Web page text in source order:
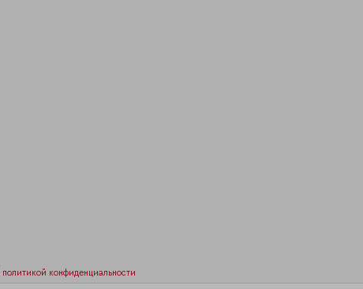
политикой конфиденциальности